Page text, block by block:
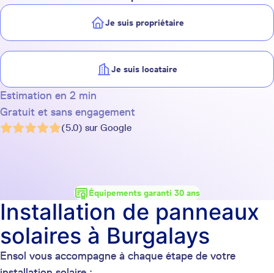
Je suis propriétaire
Je suis locataire
Estimation en 2 min
Gratuit et sans engagement
(5.0) sur Google
Équipements garanti 30 ans
Ensol vous accompagne à chaque étape de votre
Installation de panneaux
solaires à Burgalays